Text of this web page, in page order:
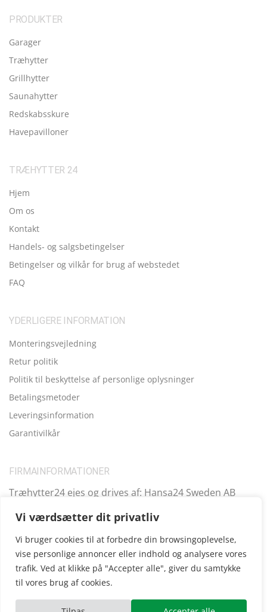
Vi værdsætter dit privatliv
Vi bruger cookies til at forbedre din browsingoplevelse,
vise personlige annoncer eller indhold og analysere vores
trafik. Ved at klikke på "Accepter alle", giver du samtykke
til vores brug af cookies.
PRODUKTER
Garager
Træhytter
Grillhytter
Saunahytter
Redskabsskure
Havepavilloner
TRÆHYTTER 24
Hjem
Om os
Kontakt
Handels- og salgsbetingelser
Betingelser og vilkår for brug af webstedet
FAQ
YDERLIGERE INFORMATION
Monteringsvejledning
Retur politik
Politik til beskyttelse af personlige oplysninger
Betalingsmetoder
Leveringsinformation
Garantivilkår
FIRMAINFORMATIONER
Træhytter24 ejes og drives af: Hansa24 Sweden AB
Kungsbro Strand 29, 112 26 Stockholm, Sverige.
Copyright © 2025Træhytter24, vi opererer også i følgende
andre lande: SE|FI|